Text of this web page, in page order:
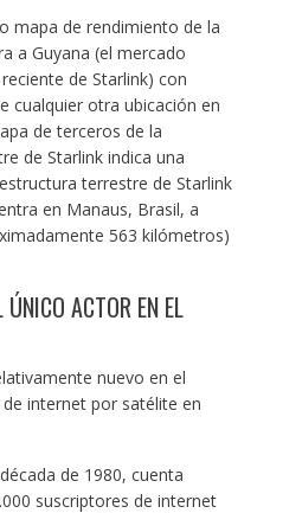
mapa de rendimiento de la
a Guyana (el mercado
de Starlink) con
cualquier otra ubicación en
de terceros de la
de Starlink indica una
terrestre de Starlink
en Manaus, Brasil, a
563 kilómetros)
ACTOR EN EL
nuevo en el
internet por satélite en
de 1980, cuenta
suscriptores de internet